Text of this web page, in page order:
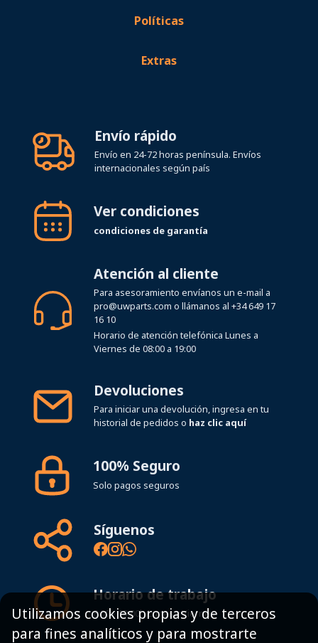
Políticas
Extras
Envío rápido
Envío en 24-72 horas península. Envíos
internacionales según país
Ver condiciones
condiciones de garantía
Atención al cliente
Para asesoramiento envíanos un e-mail a
pro@uwparts.com o llámanos al +34 649 17
16 10
Horario de atención telefónica Lunes a
Viernes de 08:00 a 19:00
Devoluciones
Para iniciar una devolución, ingresa en tu
historial de pedidos o haz clic aquí
100% Seguro
Solo pagos seguros
Síguenos
Horario de trabajo
8:00 - 19:00h Lunes - Viernes
Utilizamos cookies propias y de terceros
para fines analíticos y para mostrarte